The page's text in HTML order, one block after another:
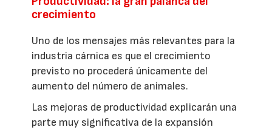
crecimiento
Uno de los mensajes más relevantes para la
industria cárnica es que el crecimiento
previsto no procederá únicamente del
aumento del número de animales.
Las mejoras de productividad explicarán una
parte muy significativa de la expansión